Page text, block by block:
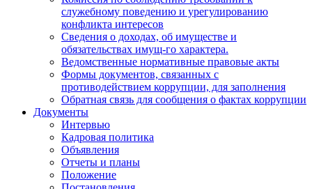
служебному поведению и урегулированию
конфликта интересов
Сведения о доходах, об имуществе и
обязательствах имущ-го характера.
Ведомственные нормативные правовые акты
Формы документов, связанных с
противодействием коррупции, для заполнения
Обратная связь для сообщения о фактах коррупции
Документы
Интервью
Кадровая политика
Объявления
Отчеты и планы
Положение